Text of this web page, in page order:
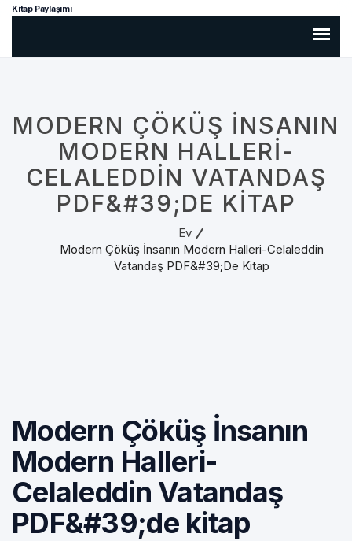
Kitap Paylaşımı
MODERN ÇÖKÜŞ İNSANIN
MODERN HALLERI-
CELALEDDIN VATANDAŞ
PDF&#39;DE KITAP
Ev
Modern Çöküş İnsanın Modern Halleri-Celaleddin
Vatandaş PDF&#39;de Kitap
Modern Çöküş İnsanın
Modern Halleri-
Celaleddin Vatandaş
PDF&#39;de kitap